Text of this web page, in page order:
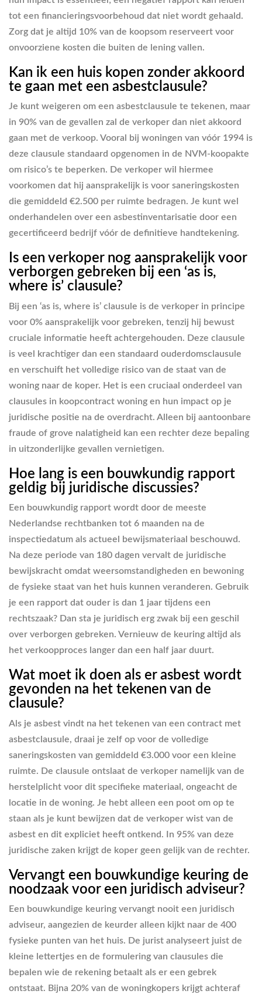
tot een financieringsvoorbehoud dat niet wordt gehaald.
Zorg dat je altijd 10% van de koopsom reserveert voor
onvoorziene kosten die buiten de lening vallen.
Kan ik een huis kopen zonder akkoord
te gaan met een asbestclausule?
Je kunt weigeren om een asbestclausule te tekenen, maar
in 90% van de gevallen zal de verkoper dan niet akkoord
gaan met de verkoop. Vooral bij woningen van vóór 1994 is
deze clausule standaard opgenomen in de NVM-koopakte
om risico’s te beperken. De verkoper wil hiermee
voorkomen dat hij aansprakelijk is voor saneringskosten
die gemiddeld €2.500 per ruimte bedragen. Je kunt wel
onderhandelen over een asbestinventarisatie door een
gecertificeerd bedrijf vóór de definitieve handtekening.
Is een verkoper nog aansprakelijk voor
verborgen gebreken bij een ‘as is,
where is’ clausule?
Bij een ‘as is, where is’ clausule is de verkoper in principe
voor 0% aansprakelijk voor gebreken, tenzij hij bewust
cruciale informatie heeft achtergehouden. Deze clausule
is veel krachtiger dan een standaard ouderdomsclausule
en verschuift het volledige risico van de staat van de
woning naar de koper. Het is een cruciaal onderdeel van
clausules in koopcontract woning en hun impact op je
juridische positie na de overdracht. Alleen bij aantoonbare
fraude of grove nalatigheid kan een rechter deze bepaling
in uitzonderlijke gevallen vernietigen.
Hoe lang is een bouwkundig rapport
geldig bij juridische discussies?
Een bouwkundig rapport wordt door de meeste
Nederlandse rechtbanken tot 6 maanden na de
inspectiedatum als actueel bewijsmateriaal beschouwd.
Na deze periode van 180 dagen vervalt de juridische
bewijskracht omdat weersomstandigheden en bewoning
de fysieke staat van het huis kunnen veranderen. Gebruik
je een rapport dat ouder is dan 1 jaar tijdens een
rechtszaak? Dan sta je juridisch erg zwak bij een geschil
over verborgen gebreken. Vernieuw de keuring altijd als
het verkoopproces langer dan een half jaar duurt.
Wat moet ik doen als er asbest wordt
gevonden na het tekenen van de
clausule?
Als je asbest vindt na het tekenen van een contract met
asbestclausule, draai je zelf op voor de volledige
saneringskosten van gemiddeld €3.000 voor een kleine
ruimte. De clausule ontslaat de verkoper namelijk van de
herstelplicht voor dit specifieke materiaal, ongeacht de
locatie in de woning. Je hebt alleen een poot om op te
staan als je kunt bewijzen dat de verkoper wist van de
asbest en dit expliciet heeft ontkend. In 95% van deze
juridische zaken krijgt de koper geen gelijk van de rechter.
Vervangt een bouwkundige keuring de
noodzaak voor een juridisch adviseur?
Een bouwkundige keuring vervangt nooit een juridisch
adviseur, aangezien de keurder alleen kijkt naar de 400
fysieke punten van het huis. De jurist analyseert juist de
kleine lettertjes en de formulering van clausules die
bepalen wie de rekening betaalt als er een gebrek
ontstaat. Bijna 20% van de woningkopers krijgt achteraf